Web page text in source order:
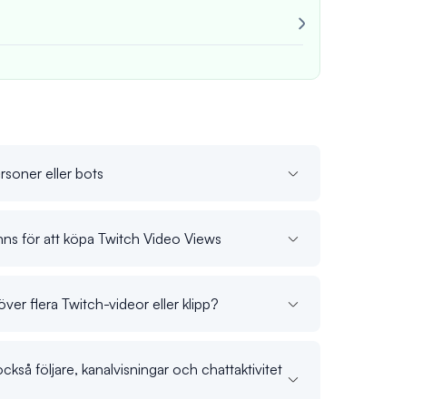
eller bots
för att köpa Twitch Video Views
flera Twitch-videor eller klipp?
följare, kanalvisningar och chattaktivitet